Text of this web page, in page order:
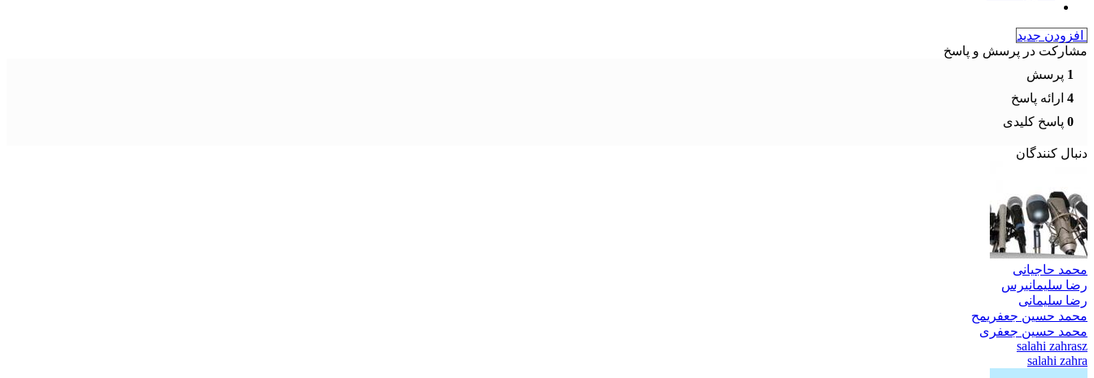
افزودن جدید
مشارکت در پرسش و پاسخ
1 پرسش
4 ارائه پاسخ
0 پاسخ کلیدی
دنبال کنندگان
محمد حاجیانی
رضا سلیمانیرس
رضا سلیمانی
محمد حسین جعفریمح
محمد حسین جعفری
salahi zahrasz
salahi zahra